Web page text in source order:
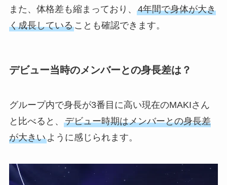
また、体格差も縮まっており、 4年間で身体が大き
く成長していることも確認できます。
デビュー当時のメンバーとの身長差は？
グループ内で身長が3番目に高い現在のMAKIさん
と比べると、 デビュー時期はメンバーとの身長差
が大きいように感じられます。